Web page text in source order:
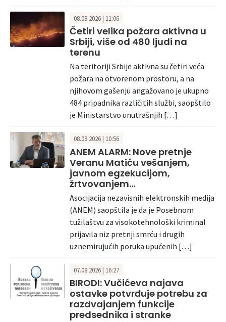
08.08.2026 | 11:06
Četiri velika požara aktivna u
Srbiji, više od 480 ljudi na
terenu
Na teritoriji Srbije aktivna su četiri veća
požara na otvorenom prostoru, a na
njihovom gašenju angažovano je ukupno
484 pripadnika različitih službi, saopštilo
je Ministarstvo unutrašnjih […]
08.08.2026 | 10:56
ANEM ALARM: Nove pretnje
Veranu Matiću vešanjem,
javnom egzekucijom,
žrtvovanjem…
Asocijacija nezavisnih elektronskih medija
(ANEM) saopštila je da je Posebnom
tužilaštvu za visokotehnološki kriminal
prijavila niz pretnji smrću i drugih
uznemirujućih poruka upućenih […]
07.08.2026 | 16:27
BIRODI: Vučićeva najava
ostavke potvrđuje potrebu za
razdvajanjem funkcije
predsednika i stranke